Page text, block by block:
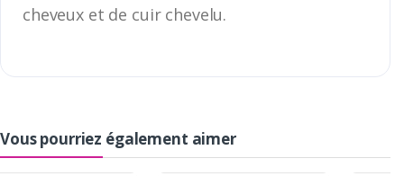
cheveux et de cuir chevelu.
Vous pourriez également aimer